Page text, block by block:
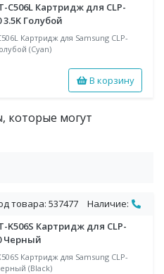
C506L Картридж для CLP-
3.5K Голубой
Картридж для Samsung CLP-
(Cyan)
В корзину
которые могут
товара: 537477
Наличие:
K506S Картридж для CLP-
Черный
Картридж для Samsung CLP-
(Black)